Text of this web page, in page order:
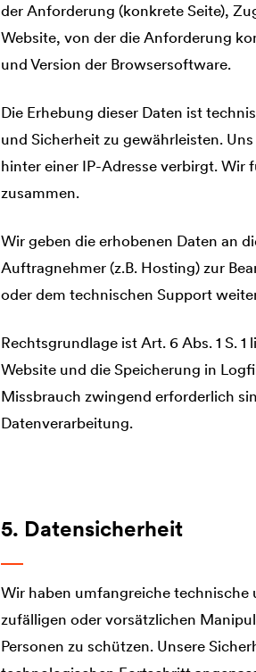
der Anforderung (konkrete Seite),
Website, von der die Anforderung
und Version der Browsersoftware.
Die Erhebung dieser Daten ist
und Sicherheit zu gewährleisten.
hinter einer IP-Adresse verbirgt.
zusammen.
Wir geben die erhobenen Daten an
Auftragnehmer (z.B. Hosting) zur
oder dem technischen Support
Rechtsgrundlage ist Art. 6 Abs. 1 S.
Website und die Speicherung in
Missbrauch zwingend erforderlich
Datenverarbeitung.
5. Datensicherheit
Wir haben umfangreiche
zufälligen oder vorsätzlichen
Personen zu schützen. Unsere